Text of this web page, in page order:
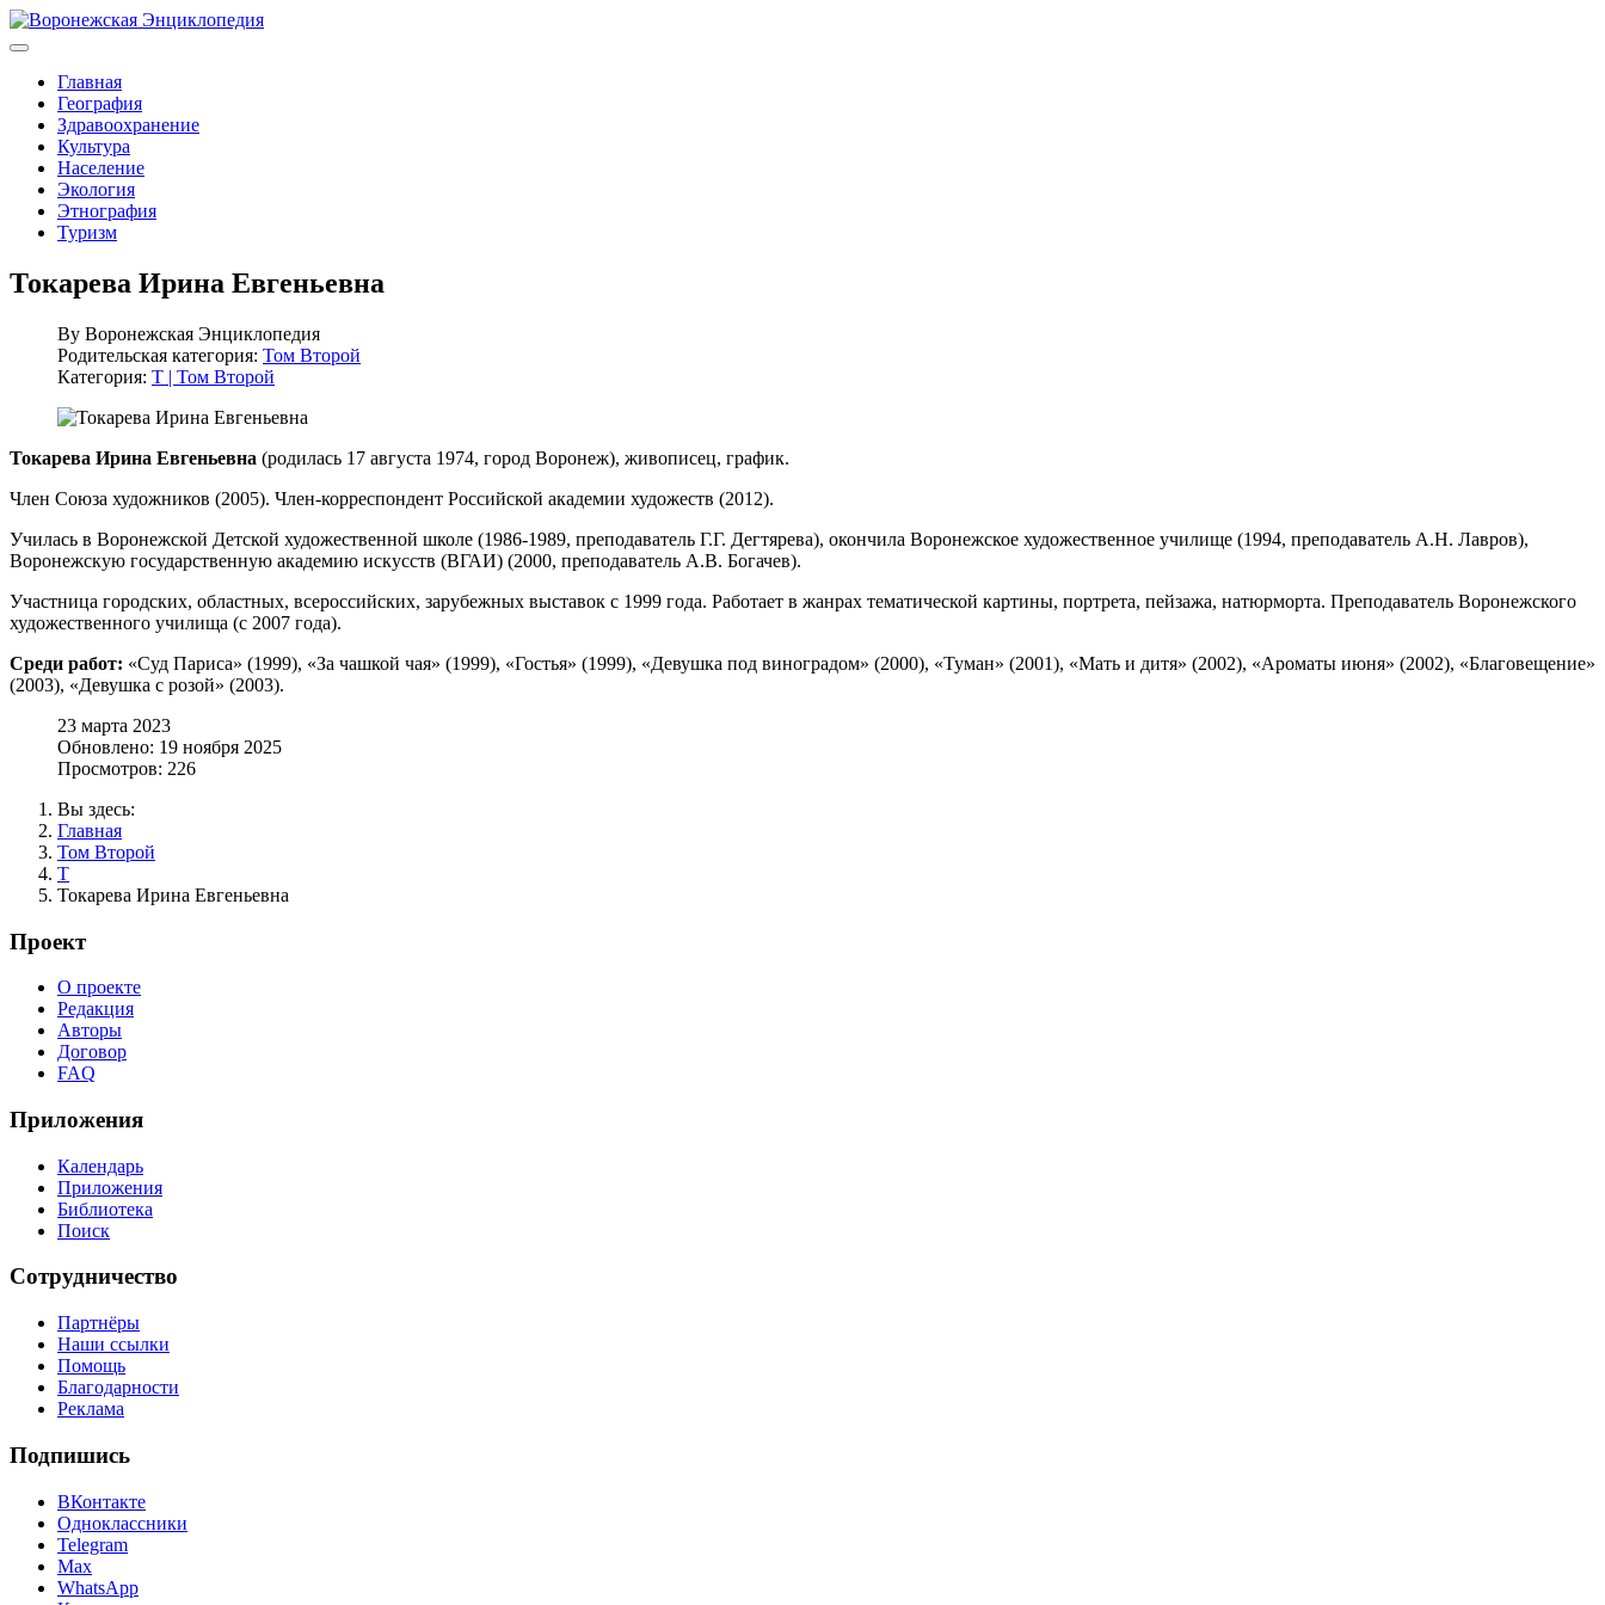
Главная
География
Здравоохранение
Культура
Население
Экология
Этнография
Туризм
Токарева Ирина Евгеньевна
By Воронежская Энциклопедия
Родительская категория: Том Второй
Категория: Т | Том Второй
Токарева Ирина Евгеньевна (родилась 17 августа 1974, город Воронеж), живописец, график.
Член Союза художников (2005). Член-корреспондент Российской академии художеств (2012).
Училась в Воронежской Детской художественной школе (1986-1989, преподаватель Г.Г. Дегтярева), окончила Воронежское художественное училище (1994, преподаватель А.Н. Лавров),
Воронежскую государственную академию искусств (ВГАИ) (2000, преподаватель А.В. Богачев).
Участница городских, областных, всероссийских, зарубежных выставок с 1999 года. Работает в жанрах тематической картины, портрета, пейзажа, натюрморта. Преподаватель Воронежского
художественного училища (с 2007 года).
Среди работ: «Суд Париса» (1999), «За чашкой чая» (1999), «Гостья» (1999), «Девушка под виноградом» (2000), «Туман» (2001), «Мать и дитя» (2002), «Ароматы июня» (2002), «Благовещение»
(2003), «Девушка с розой» (2003).
23 марта 2023
Обновлено: 19 ноября 2025
Просмотров: 226
Вы здесь:
Главная
Том Второй
Т
Токарева Ирина Евгеньевна
Проект
О проекте
Редакция
Авторы
Договор
FAQ
Приложения
Календарь
Приложения
Библиотека
Поиск
Сотрудничество
Партнёры
Наши ссылки
Помощь
Благодарности
Реклама
Подпишись
ВКонтакте
Одноклассники
Telegram
Max
WhatsApp